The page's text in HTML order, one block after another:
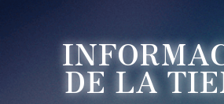
DE LA